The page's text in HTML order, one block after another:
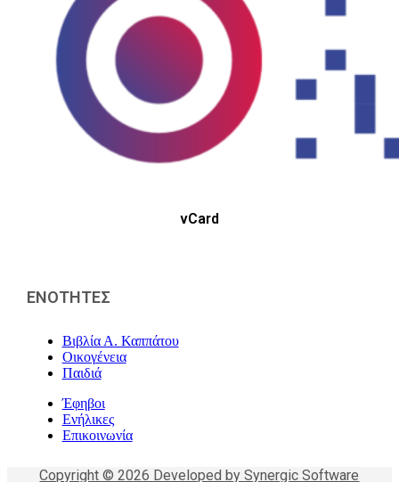
vCard
ΕΝΟΤΗΤΕΣ
Βιβλία Α. Καππάτου
Οικογένεια
Παιδιά
Έφηβοι
Ενήλικες
Επικοινωνία
Copyright © 2026 Developed by Synergic Software